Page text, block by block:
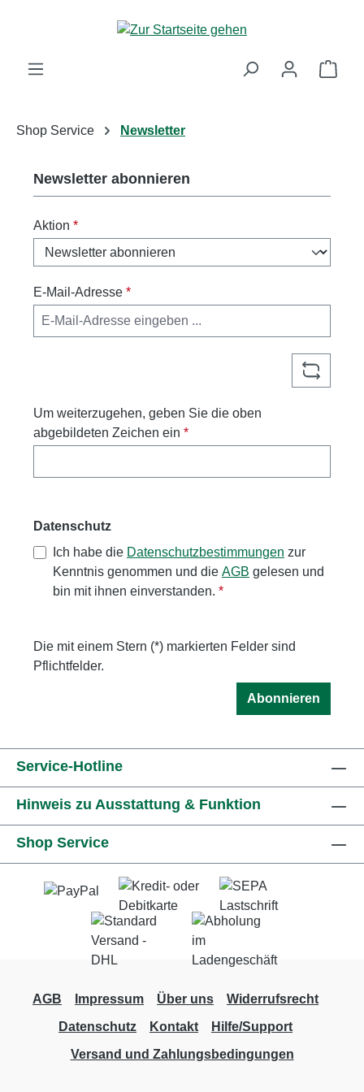
Zum Hauptinhalt springen
Shop Service Newsletter
Newsletter abonnieren
Aktion *
E-Mail-Adresse *
Um weiterzugehen, geben Sie die oben
abgebildeten Zeichen ein *
Datenschutz
Ich habe die Datenschutzbestimmungen zur
Kenntnis genommen und die AGB gelesen und
bin mit ihnen einverstanden. *
Die mit einem Stern (*) markierten Felder sind
Pflichtfelder.
Abonnieren
Service-Hotline
Hinweis zu Ausstattung & Funktion
Shop Service
AGB Impressum Über uns
Widerrufsrecht
Datenschutz
Kontakt
Hilfe/Support
Versand und Zahlungsbedingungen